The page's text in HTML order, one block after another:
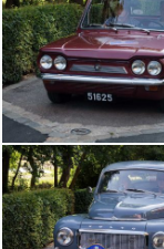
DSC06423